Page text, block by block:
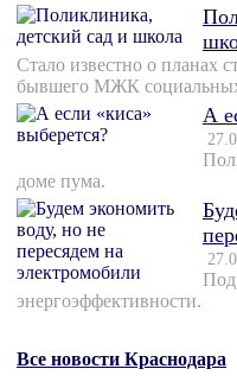
Стало известно о планах
бывшего МЖК
А
доме пума.
энергоэффективности.
Все новости Краснодара